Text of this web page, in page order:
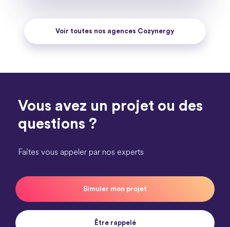
Voir toutes nos agences Cozynergy
Vous avez un projet ou des
questions ?
Faites vous appeler par nos experts
Simuler mon projet
Être rappelé